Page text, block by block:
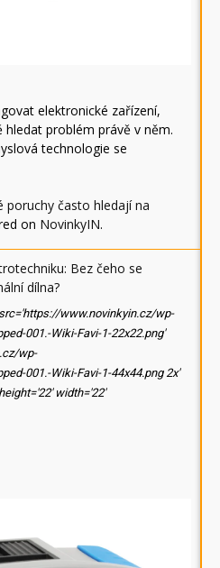
elektronické zařízení,
problém právě v něm.
technologie se
poruchy často hledají na
on NovinkyIN.
Bez čeho se
dílna?
www.novinkyin.cz/wp-
001.-Wiki-Favi-1-22x22.png'
wp-
001.-Wiki-Favi-1-44x44.png 2x'
width='22'